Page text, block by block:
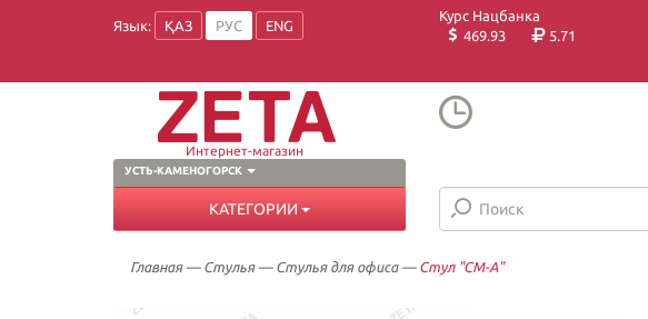
Язык: ҚАЗ РУС ENG
Курс Нацбанка
469.93
5.71
УСТЬ-КАМЕНОГОРСК
Интернет-магазин
КАТЕГОРИИ
Главная— Стулья— Стулья для офиса— Стул "СМ-А"